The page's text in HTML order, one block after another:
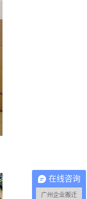
在线咨询
广州企业搬迁